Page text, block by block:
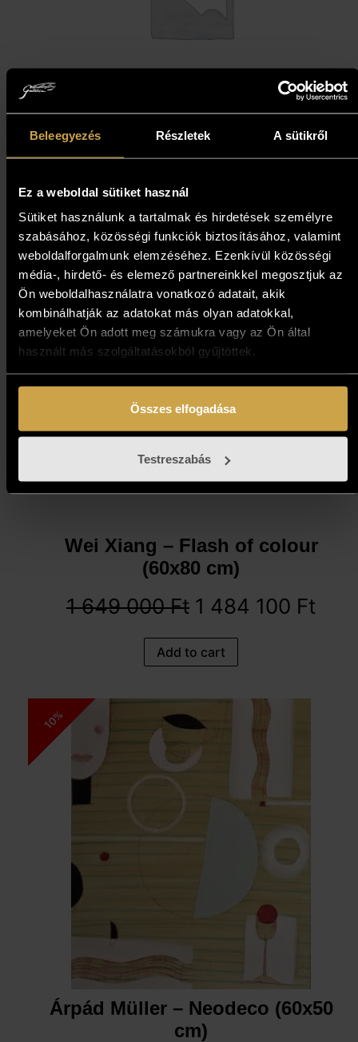
Beleegyezés Részletek A sütikről
Ez a weboldal sütiket használ
Sütiket használunk a tartalmak és hirdetések személyre
szabásához, közösségi funkciók biztosításához, valamint
weboldalforgalmunk elemzéséhez. Ezenkívül közösségi
média-, hirdető- és elemező partnereinkkel megosztjuk az
Ön weboldalhasználatra vonatkozó adatait, akik
kombinálhatják az adatokat más olyan adatokkal,
amelyeket Ön adott meg számukra vagy az Ön által
használt más szolgáltatásokból gyűjtöttek.
Összes elfogadása
Testreszabás
Tamás Mág – Midsummer Night
(29x46 cm)
859 000Ft
Add to cart
10%
Wei Xiang – Flash of colour
(60x80 cm)
1 649 000Ft 1 484 100 Ft
Add to cart
10%
Árpád Müller – Neodeco (60x50
cm)